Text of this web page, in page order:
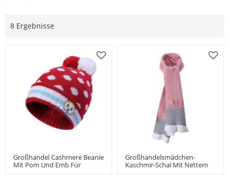
8 Ergebnisse
Großhandel Cashmere Beanie
Mit Pom Und Emb Für
Großhandelsmädchen-
Kaschmir-Schal Mit Nettem